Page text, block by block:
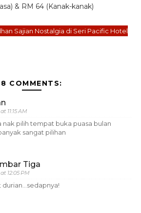
& RM 64 (Kanak-kanak)
Sajian Nostalgia di Seri Pacific Hotel
8 COMMENTS:
11:15 AM
nak pilih tempat buka puasa bulan
sangat pilihan
Tiga
12:05 PM
durian...sedapnya!